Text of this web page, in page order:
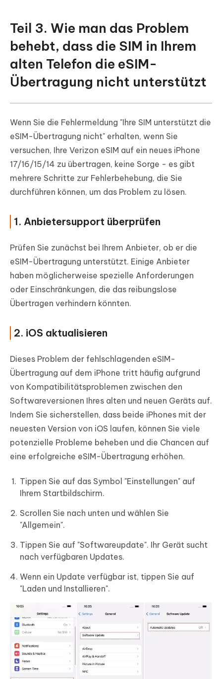
Teil 3. Wie man das Problem
behebt, dass die SIM in Ihrem
alten Telefon die eSIM-
Übertragung nicht unterstützt
Wenn Sie die Fehlermeldung "Ihre SIM unterstützt die
eSIM-Übertragung nicht" erhalten, wenn Sie
versuchen, Ihre Verizon eSIM auf ein neues iPhone
17/16/15/14 zu übertragen, keine Sorge - es gibt
mehrere Schritte zur Fehlerbehebung, die Sie
durchführen können, um das Problem zu lösen.
1. Anbietersupport überprüfen
Prüfen Sie zunächst bei Ihrem Anbieter, ob er die
eSIM-Übertragung unterstützt. Einige Anbieter
haben möglicherweise spezielle Anforderungen
oder Einschränkungen, die das reibungslose
Übertragen verhindern könnten.
2. iOS aktualisieren
Dieses Problem der fehlschlagenden eSIM-
Übertragung auf dem iPhone tritt häufig aufgrund
von Kompatibilitätsproblemen zwischen den
Softwareversionen Ihres alten und neuen Geräts auf.
Indem Sie sicherstellen, dass beide iPhones mit der
neuesten Version von iOS laufen, können Sie viele
potenzielle Probleme beheben und die Chancen auf
eine erfolgreiche eSIM-Übertragung erhöhen.
Tippen Sie auf das Symbol "Einstellungen" auf
Ihrem Startbildschirm.
Scrollen Sie nach unten und wählen Sie
"Allgemein".
Tippen Sie auf "Softwareupdate". Ihr Gerät sucht
nach verfügbaren Updates.
Wenn ein Update verfügbar ist, tippen Sie auf
"Laden und Installieren".